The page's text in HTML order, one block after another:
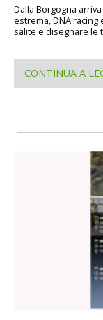
Dalla Borgogna
estrema, DNA
salite e disegnare le
CONTINUA A